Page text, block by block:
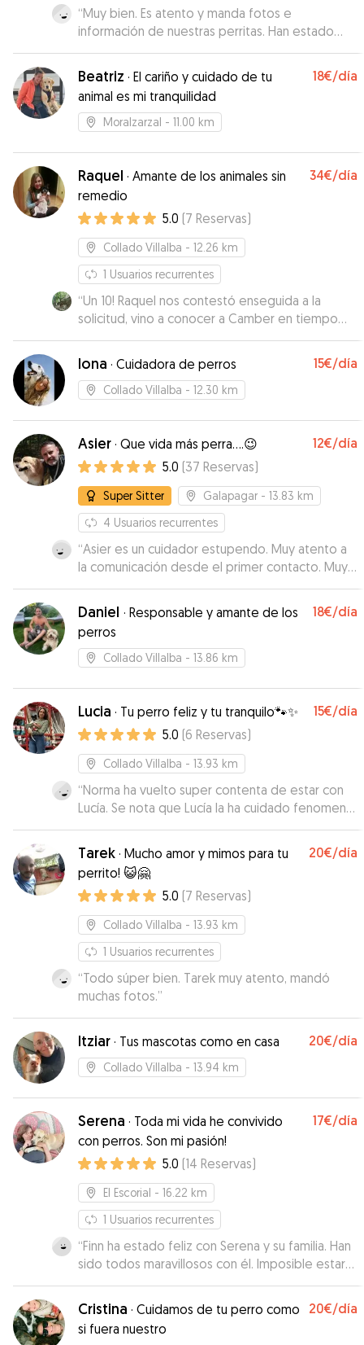
“Muy bien. Es atento y manda fotos e
información de nuestras perritas. Han estado
como en casa”
Beatriz · El cariño y cuidado de tu
animal es mi tranquilidad
18€/día
Moralzarzal - 11.00 km
Raquel · Amante de los animales sin
remedio
34€/día
5.0 (7 Reservas)
Collado Villalba - 12.26 km
1 Usuarios recurrentes
“Un 10! Raquel nos contestó enseguida a la
solicitud, vino a conocer a Camber en tiempo
exprés y se ha adaptado a nuestras
necesidades perfectamente. nos ha ido
contando cada día como iba todo y hemos
podido desconectar sabiendo que estaba en
Iona · Cuidadora de perros 15€/día
Collado Villalba - 12.30 km
Asier · Que vida más perra....😉 12€/día
5.0 (37 Reservas)
Super Sitter Galapagar - 13.83 km
4 Usuarios recurrentes
“Asier es un cuidador estupendo. Muy atento a
la comunicación desde el primer contacto. Muy
pendiente de todas las instrucciones que le
dimos sobre Nube. Ha intentado que estemos
lo más tranquilos posible. Nube es un perro
mayor con ciertos problemas de salud y Asier
tiene experiencia con perros de todas las
parcela es muy grande, con muchas sombras y
una piscina en la que se pueden bañar los
perros. Repetiremos sin duda si Asier está
disponible.
Daniel · Responsable y amante de los
perros
18€/día
Collado Villalba - 13.86 km
Lucia · Tu perro feliz y tu tranquilo🐾✨ 15€/día
5.0 (6 Reservas)
Collado Villalba - 13.93 km
“Norma ha vuelto super contenta de estar con
Lucía. Se nota que Lucía la ha cuidado fenomenal,
y nos ha ido enviando fotos de todo lo que iban
haciendo los dos días que la hemos dejado.
Ademas, Norma se ha llevado muy bien con sus
perritos (a pesar de que mi perra es muy
miedosa y le suele costar al principio
relacionarse). Agradecida es poco :) :) Repetiría
sin dudar”
Tarek · Mucho amor y mimos para tu
perrito! 😺🤗
20€/día
5.0 (7 Reservas)
Collado Villalba - 13.93 km
1 Usuarios recurrentes
“Todo súper bien. Tarek muy atento, mandó
muchas fotos.”
Itziar · Tus mascotas como en casa 20€/día
Collado Villalba - 13.94 km
Serena · Toda mi vida he convivido
con perros. Son mi pasión!
17€/día
5.0 (14 Reservas)
El Escorial - 16.22 km
1 Usuarios recurrentes
“Finn ha estado feliz con Serena y su familia. Han
sido todos maravillosos con él. Imposible estar
mejor cuidado, más mimado y más entretenido
con ellos y todos los demás perros. Nos han
mandado fotos y vídeos a diario. La casa ,
además de preciosa, es ideal para los perros.
Cristina · Cuidamos de tu perro como
si fuera nuestro
20€/día